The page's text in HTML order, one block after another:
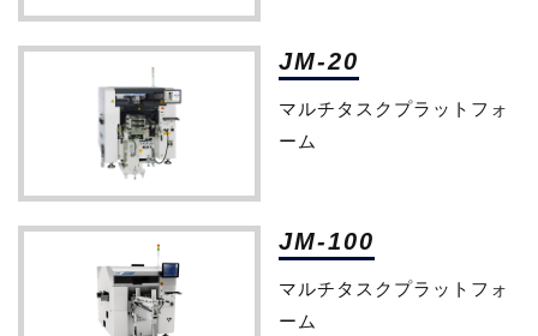
JM-20
マルチタスクプラットフォ
ーム
JM-100
マルチタスクプラットフォ
ーム